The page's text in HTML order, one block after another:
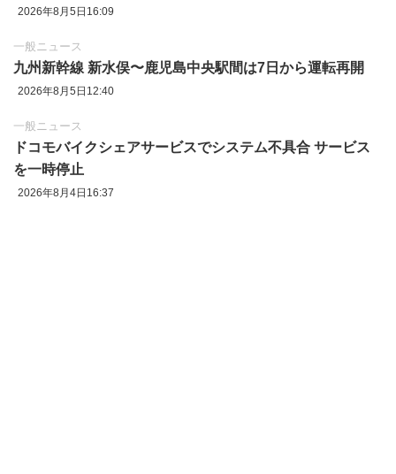
2026年8月5日16:09
一般ニュース
九州新幹線 新水俣〜鹿児島中央駅間は7日から運転再開
2026年8月5日12:40
一般ニュース
ドコモバイクシェアサービスでシステム不具合 サービス
を一時停止
2026年8月4日16:37